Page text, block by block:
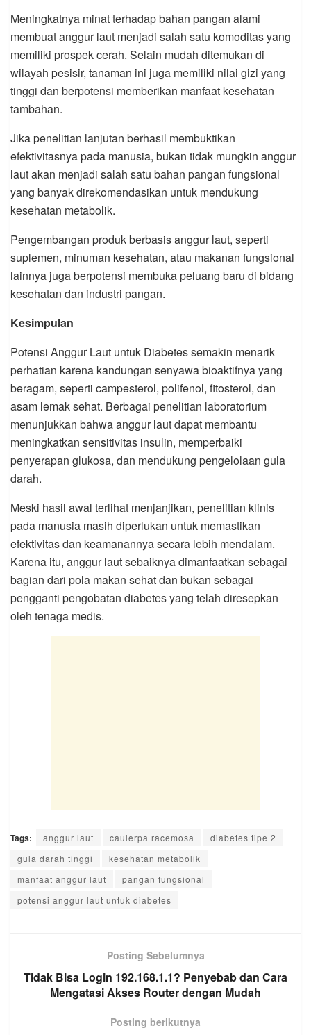
Meningkatnya minat terhadap bahan pangan alami
membuat anggur laut menjadi salah satu komoditas yang
memiliki prospek cerah. Selain mudah ditemukan di
wilayah pesisir, tanaman ini juga memiliki nilai gizi yang
tinggi dan berpotensi memberikan manfaat kesehatan
tambahan.
Jika penelitian lanjutan berhasil membuktikan
efektivitasnya pada manusia, bukan tidak mungkin anggur
laut akan menjadi salah satu bahan pangan fungsional
yang banyak direkomendasikan untuk mendukung
kesehatan metabolik.
Pengembangan produk berbasis anggur laut, seperti
suplemen, minuman kesehatan, atau makanan fungsional
lainnya juga berpotensi membuka peluang baru di bidang
kesehatan dan industri pangan.
Kesimpulan
Potensi Anggur Laut untuk Diabetes semakin menarik
perhatian karena kandungan senyawa bioaktifnya yang
beragam, seperti campesterol, polifenol, fitosterol, dan
asam lemak sehat. Berbagai penelitian laboratorium
menunjukkan bahwa anggur laut dapat membantu
meningkatkan sensitivitas insulin, memperbaiki
penyerapan glukosa, dan mendukung pengelolaan gula
darah.
Meski hasil awal terlihat menjanjikan, penelitian klinis
pada manusia masih diperlukan untuk memastikan
efektivitas dan keamanannya secara lebih mendalam.
Karena itu, anggur laut sebaiknya dimanfaatkan sebagai
bagian dari pola makan sehat dan bukan sebagai
pengganti pengobatan diabetes yang telah diresepkan
oleh tenaga medis.
Tags: anggur laut caulerpa racemosa
diabetes tipe 2
gula darah tinggi
kesehatan metabolik
manfaat anggur laut
pangan fungsional
potensi anggur laut untuk diabetes
Posting Sebelumnya
Tidak Bisa Login 192.168.1.1? Penyebab dan Cara
Mengatasi Akses Router dengan Mudah
Posting berikutnya